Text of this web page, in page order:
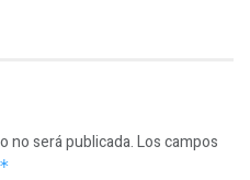
no será publicada.Los campos
*